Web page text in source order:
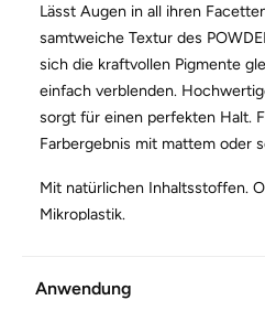
Lässt Augen in all ihren
samtweiche Textur des
sich die kraftvollen Pigmente
einfach verblenden.
sorgt für einen perfekten Halt.
Farbergebnis mit mattem oder
Mit natürlichen Inhaltsstoffen.
Mikroplastik.
WEITERE INFORMATIONEN
Anwendung